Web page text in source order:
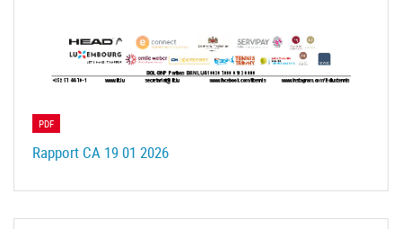
PDF
Rapport CA 19 01 2026